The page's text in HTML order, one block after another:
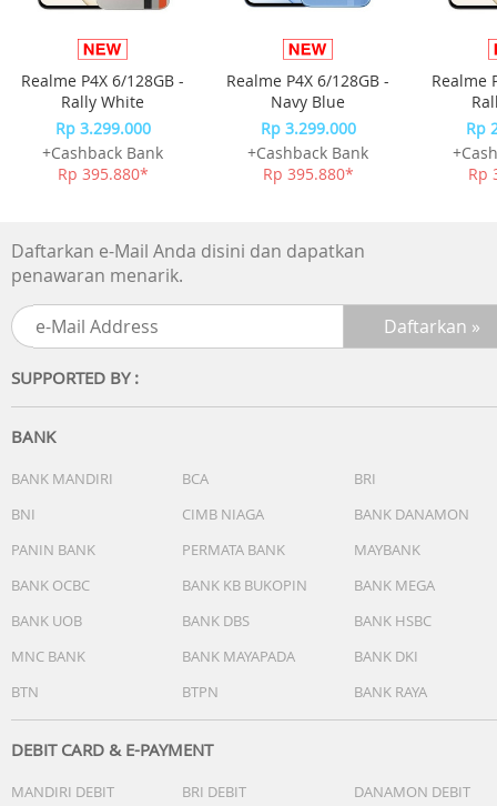
Tampilan: Analog (3 jarum)
Material Case & Tali: Stainless Steel
Kaca: Mineral Glass
Ukuran Case: 46.5 × 38 × 8.3 mm
Ketahanan Air: 50 Meter (5 ATM)
Fitur: Date Display
Garansi: Garansi Resmi
Realme P4X 6/128GB -
Rally White
Rp 3.299.000
+Cashback Bank
Rp 395.880*
Realme P4X 6/128GB -
Navy Blue
Rp 3.299.000
+Cashback Bank
Rp 395.880*
Realme
Rp
Rp
Daftarkan e-Mail Anda disini dan dapatkan
penawaran menarik.
SUPPORTED BY :
BANK
BANK MANDIRI BCA
BRI
BNI
CIMB NIAGA
BANK DANAMON
PANIN BANK
PERMATA BANK
MAYBANK
BANK OCBC
BANK KB BUKOPIN
BANK MEGA
BANK UOB
BANK DBS
BANK HSBC
MNC BANK
BANK MAYAPADA
BANK DKI
BTN
BTPN BANK RAYA
DEBIT CARD & E-PAYMENT
MANDIRI DEBIT BRI DEBIT
DANAMON DEBIT